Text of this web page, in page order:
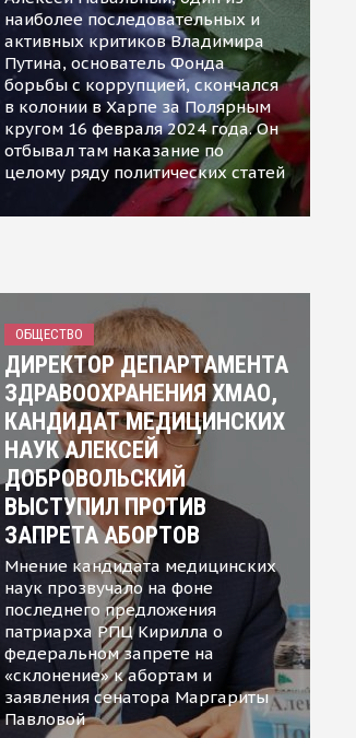
наиболее последовательных и
активных критиков Владимира
Путина, основатель Фонда
борьбы с коррупцией, скончался
в колонии в Харпе за Полярным
кругом 16 февраля 2024 года. Он
отбывал там наказание по
целому ряду политических статей
ОБЩЕСТВО
ДИРЕКТОР ДЕПАРТАМЕНТА
ЗДРАВООХРАНЕНИЯ ХМАО,
КАНДИДАТ МЕДИЦИНСКИХ
НАУК АЛЕКСЕЙ
ДОБРОВОЛЬСКИЙ
ВЫСТУПИЛ ПРОТИВ
ЗАПРЕТА АБОРТОВ
Мнение кандидата медицинских
наук прозвучало на фоне
последнего предложения
патриарха РПЦ Кирилла о
федеральном запрете на
«склонение» к абортам и
заявления сенатора Маргариты
Павловой